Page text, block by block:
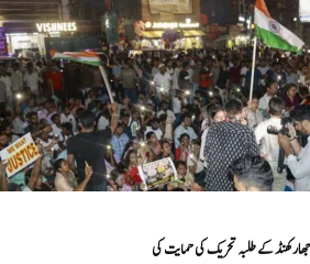
کے طلبہ تحریک کی حمایت کی